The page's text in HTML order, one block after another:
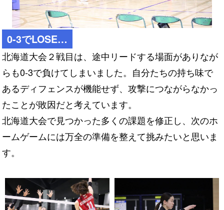
0-3でLOSE…
北海道大会２戦目は、途中リードする場面がありなが
らも0-3で負けてしまいました。自分たちの持ち味で
あるディフェンスが機能せず、攻撃につながらなかっ
たことが敗因だと考えています。
北海道大会で見つかった多くの課題を修正し、次のホ
ームゲームには万全の準備を整えて挑みたいと思いま
す。